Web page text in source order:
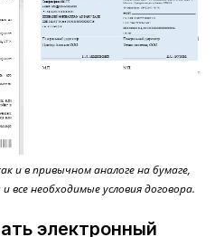
и в привычном аналоге на бумаге,
все необходимые условия договора.
электронный